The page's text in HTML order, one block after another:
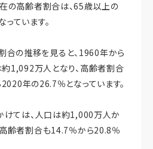
の高齢者割合は、65歳以上の
ています。
合の推移を見ると、1960年から
1,092万人となり、高齢者割合
年の26.7％となっています。
ては、人口は約1,000万人か
齢者割合も14.7％から20.8％